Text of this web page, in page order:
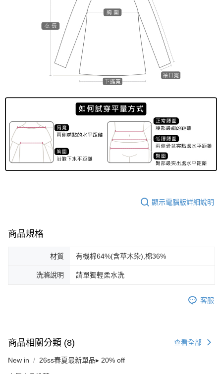
顯示電腦版詳細說明
商品規格
材質 有機棉64%(含草木染),棉36%
洗滌說明 請單獨輕柔水洗
客服
商品相關分類 (8) 查看全部
New in 26ss春夏最新單品▸ 20% off